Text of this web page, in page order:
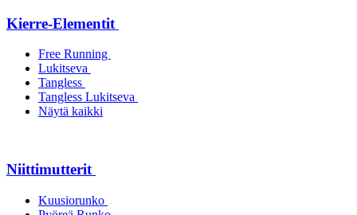
Kierre-Elementit
Free Running
Lukitseva
Tangless
Tangless Lukitseva
Näytä kaikki
Niittimutterit
Kuusiorunko